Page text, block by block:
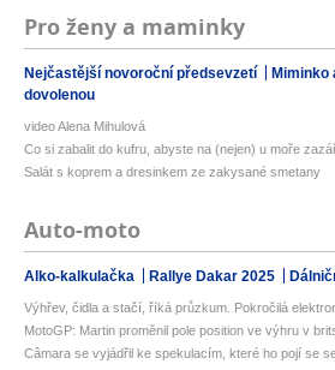
Pro ženy a maminky
Nejčastější novoroční předsevzetí Miminko
dovolenou
video Alena Mihulová
Co si zabalit do kufru, abyste na (nejen) u moře
Salát s koprem a dresinkem ze zakysané smetany
Auto-moto
Alko-kalkulačka Rallye Dakar 2025
Výhřev, čidla a stačí, říká průzkum. Pokročilá
MotoGP: Martin proměnil pole position ve výhru v
Câmara se vyjádřil ke spekulacím, které ho pojí se